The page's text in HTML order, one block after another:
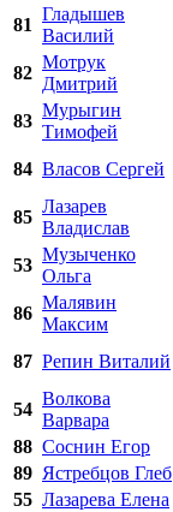
81
Гладышев
Василий
82
Мотрук
Дмитрий
83
Мурыгин
Тимофей
84 Власов Сергей
85
Лазарев
Владислав
53
Музыченко
Ольга
86
Малявин
Максим
87 Репин Виталий
54
Волкова
Варвара
88 Соснин Егор
89 Ястребцов Глеб
55 Лазарева Елена